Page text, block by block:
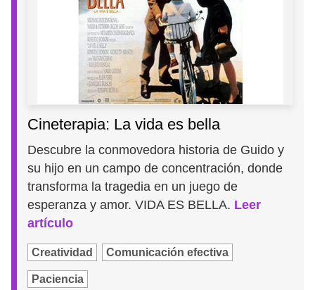
Cineterapia: La vida es bella
Descubre la conmovedora historia de Guido y
su hijo en un campo de concentración, donde
transforma la tragedia en un juego de
esperanza y amor. VIDA ES BELLA. Leer
artículo
Creatividad Comunicación efectiva
Paciencia